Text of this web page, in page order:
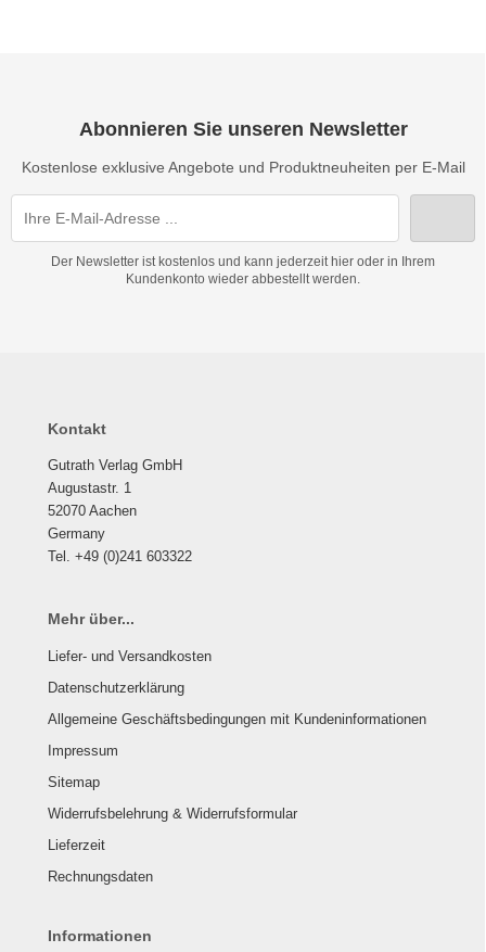
Abonnieren Sie unseren Newsletter
Kostenlose exklusive Angebote und Produktneuheiten per E-Mail
Der Newsletter ist kostenlos und kann jederzeit hier oder in Ihrem
Kundenkonto wieder abbestellt werden.
Kontakt
Gutrath Verlag GmbH
Augustastr. 1
52070 Aachen
Germany
Tel. +49 (0)241 603322
Mehr über...
Liefer- und Versandkosten
Datenschutzerklärung
Allgemeine Geschäftsbedingungen mit Kundeninformationen
Impressum
Sitemap
Widerrufsbelehrung & Widerrufsformular
Lieferzeit
Rechnungsdaten
Informationen